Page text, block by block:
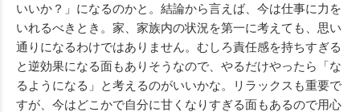
いいか？」になるのかと。結論から言えば、今は仕事に力を
いれるべきとき。家、家族内の状況を第一に考えても、思い
通りになるわけではありません。むしろ責任感を持ちすぎる
と逆効果になる面もありそうなので、やるだけやったら「な
るようになる」と考えるのがいいかな。リラックスも重要で
すが、今はどこかで自分に甘くなりすぎる面もあるので用心